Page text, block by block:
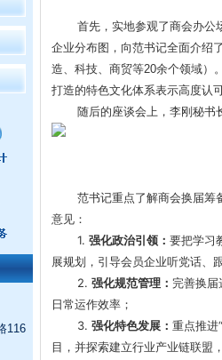
116
首先，实地参观了商会办公
企业分布图，向范书记全面介绍
造、科技、商贸等20余个领域）
打造的特色文化体系表示高度认
随后的座谈会上，李刚秘书
范书记重点了解商会换届筹
意见：
1.强化政治引领 ：要把学习
展规划，引导会员企业听党话、
2.强化规范管理 ：完善换届
日常运作效率；
3.强化特色发展：重点推进
目，并探索建立行业产业链联盟